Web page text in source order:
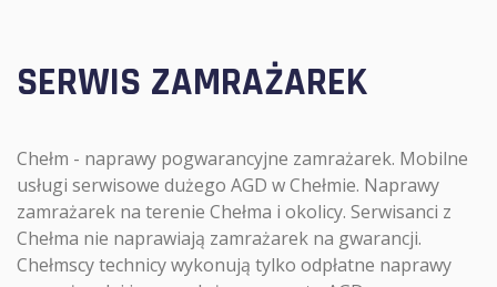
SERWIS ZAMRAŻAREK
Chełm - naprawy pogwarancyjne zamrażarek. Mobilne
usługi serwisowe dużego AGD w Chełmie. Naprawy
zamrażarek na terenie Chełma i okolicy. Serwisanci z
Chełma nie naprawiają zamrażarek na gwarancji.
Chełmscy technicy wykonują tylko odpłatne naprawy